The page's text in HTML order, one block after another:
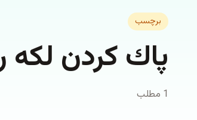
برچسب
پاك كردن
1 مطلب